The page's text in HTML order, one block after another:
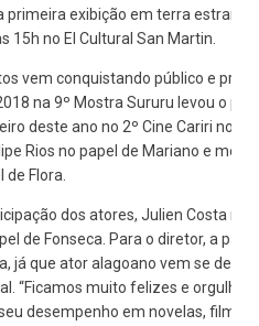
primeira exibição em terra
15h no El Cultural San Martin.
vem conquistando público e
na 9º Mostra Sururu levou o
deste ano no 2º Cine Cariri no
Rios no papel de Mariano e
Flora.
dos atores, Julien Costa no
de Fonseca. Para o diretor, a
já que ator alagoano vem se
“Ficamos muito felizes e
desempenho em novelas, filmes